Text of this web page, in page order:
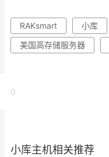
RAKsmart 小库
美国高存储服务器
0
小库主机相关推荐